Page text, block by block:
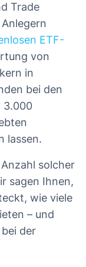
Trade
ETF-
von
in
bei den
3.000
lassen.
solcher
sagen Ihnen,
wie viele
– und
der